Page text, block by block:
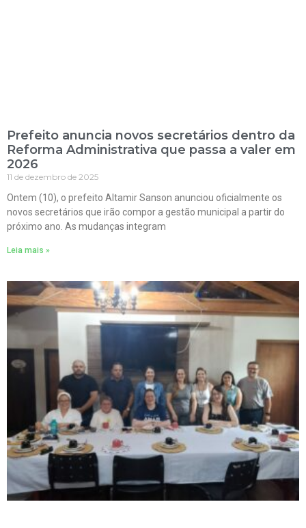
Prefeito anuncia novos secretários dentro da
Reforma Administrativa que passa a valer em
2026
11 de dezembro de 2025
Ontem (10), o prefeito Altamir Sanson anunciou oficialmente os
novos secretários que irão compor a gestão municipal a partir do
próximo ano. As mudanças integram
Leia mais »